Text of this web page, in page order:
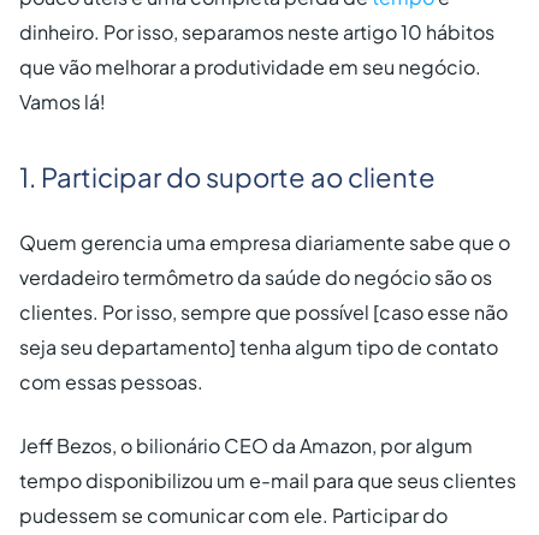
dinheiro. Por isso, separamos neste artigo 10 hábitos
que vão melhorar a produtividade em seu negócio.
Vamos lá!
1. Participar do suporte ao cliente
Quem gerencia uma empresa diariamente sabe que o
verdadeiro termômetro da saúde do negócio são os
clientes. Por isso, sempre que possível [caso esse não
seja seu departamento] tenha algum tipo de contato
com essas pessoas.
Jeff Bezos, o bilionário CEO da Amazon, por algum
tempo disponibilizou um e-mail para que seus clientes
pudessem se comunicar com ele. Participar do